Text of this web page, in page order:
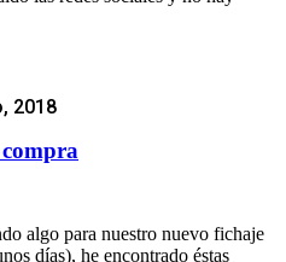
2018
algo para nuestro nuevo fichaje
días), he encontrado éstas